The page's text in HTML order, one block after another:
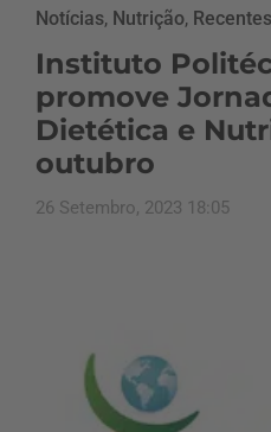
Notícias, Nutrição, Recentes
Instituto
promove
Dietética e
outubro
26 Setembro, 2023 18:05